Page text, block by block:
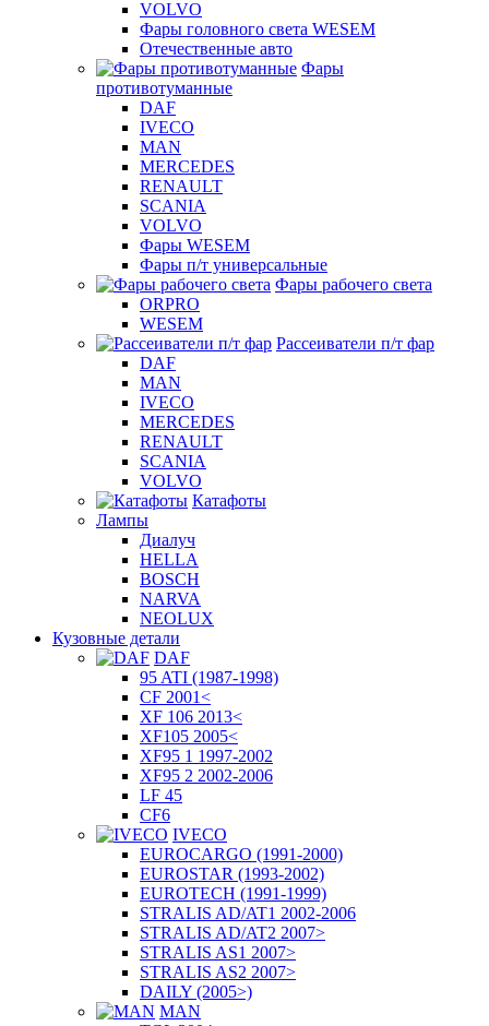
VOLVO
Фары головного света WESEM
Отечественные авто
Фары
противотуманные
DAF
IVECO
MAN
MERCEDES
RENAULT
SCANIA
VOLVO
Фары WESEM
Фары п/т универсальные
Фары рабочего света
ORPRO
WESEM
Рассеиватели п/т фар
DAF
MAN
IVECO
MERCEDES
RENAULT
SCANIA
VOLVO
Катафоты
Лампы
Диалуч
HELLA
BOSCH
NARVA
NEOLUX
Кузовные детали
DAF
95 ATI (1987-1998)
CF 2001<
XF 106 2013<
XF105 2005<
XF95 1 1997-2002
XF95 2 2002-2006
LF 45
CF6
IVECO
EUROCARGO (1991-2000)
EUROSTAR (1993-2002)
EUROTECH (1991-1999)
STRALIS AD/AT1 2002-2006
STRALIS AD/AT2 2007>
STRALIS AS1 2007>
STRALIS AS2 2007>
DAILY (2005>)
MAN